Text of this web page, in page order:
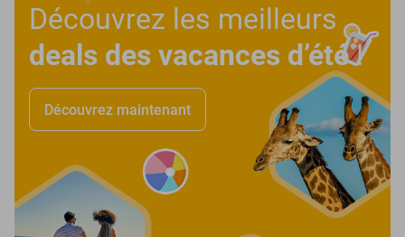
Découvrez les meilleurs
deals des vacances d’été!
Découvrez maintenant